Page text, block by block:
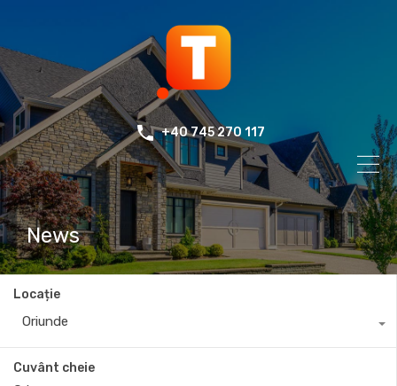
+40 745 270 117
News
Locație
Oriunde
Cuvânt cheie